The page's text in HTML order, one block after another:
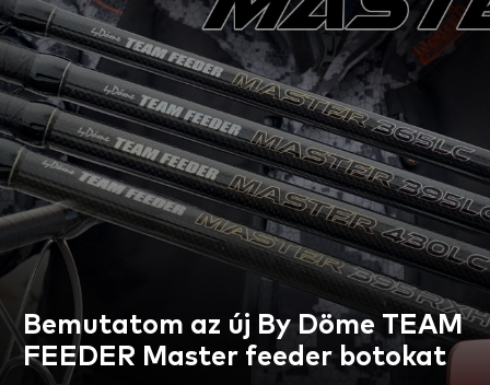
Bemutatom az új By Döme TEAM
FEEDER Master feeder botokat